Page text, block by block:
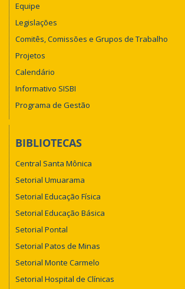
Equipe
Legislações
Comitês, Comissões e Grupos de Trabalho
Projetos
Calendário
Informativo SISBI
Programa de Gestão
BIBLIOTECAS
Central Santa Mônica
Setorial Umuarama
Setorial Educação Física
Setorial Educação Básica
Setorial Pontal
Setorial Patos de Minas
Setorial Monte Carmelo
Setorial Hospital de Clínicas